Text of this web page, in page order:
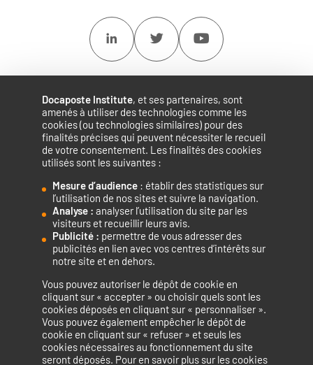
Docaposte Institute, et ses partenaires, sont
amenés à utiliser des technologies comme les
cookies (ou technologies similaires) pour des
finalités précises qui peuvent nécessiter le recueil
de votre consentement. Les finalités des cookies
utilisés sont les suivantes :
Mesure d’audience : établir des statistiques sur
l’utilisation de nos sites et suivre la navigation.
Analyse : analyser l’utilisation du site par les
visiteurs et recueillir leurs avis.
Publicité : permettre de vous adresser des
publicités en lien avec vos centres d’intérêts sur
notre site et en dehors.
Vous pouvez autoriser le dépôt de cookie en
cliquant sur « accepter » ou choisir quels sont les
cookies déposés en cliquant sur « personnaliser ».
Vous pouvez également empêcher le dépôt de
cookie en cliquant sur « refuser » et seuls les
cookies nécessaires au fonctionnement du site
seront déposés. Pour en savoir plus sur les cookies
Accélérateur de compétences numériques.
La certification qualité a été délivrée au titre de la catégorie
d’action suivante : ACTIONS DE FORMATION
Linkedin Twitter Youtube